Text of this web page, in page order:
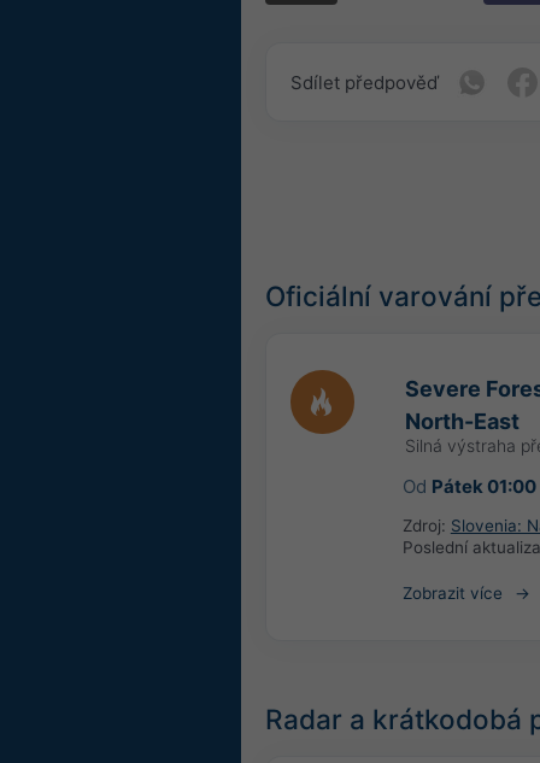
Sdílet předpověď
Oficiální varování
Severe
North-East
Silná výstraha
Od Pátek 01:00
Zdroj: Slovenia:
Poslední
Zobrazit více
Radar a krátkodobá